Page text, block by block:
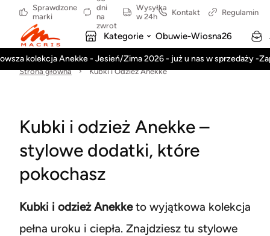
Sprawdzone
marki
dni
na
zwrot
Wysyłka
w 24h
Kontakt Regulamin
Kategorie Obuwie-Wiosna26
kolekcja Anekke - Jesień/Zima 2026 - już u nas w sprzedaży -
Strona główna Kubki i Odzież Anekke
Kubki i odzież Anekke–
stylowe dodatki, które
pokochasz
Kubki i odzież Anekketo wyjątkowa kolekcja
pełna uroku i ciepła. Znajdziesz tu stylowe